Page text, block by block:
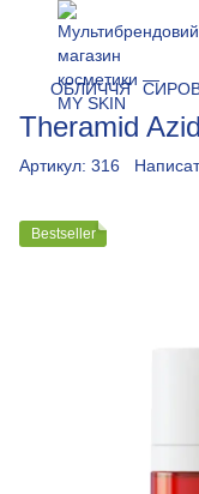
ОБЛИЧЧЯ
Theramid Azid
Артикул: 316
Bestseller